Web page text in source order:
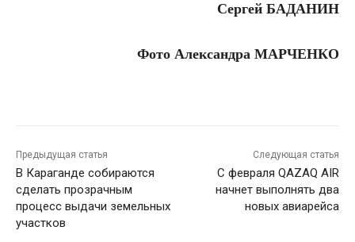
Сергей БАДАНИН
Фото Александра МАРЧЕНКО
Предыдущая статья
В Караганде собираются
сделать прозрачным
процесс выдачи земельных
участков
Следующая статья
С февраля QAZAQ AIR
начнет выполнять два
новых авиарейса